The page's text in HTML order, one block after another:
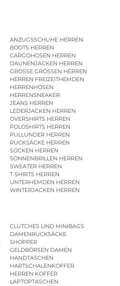
ANZUGSSCHUHE HERREN
BOOTS HERREN
CARGOHOSEN HERREN
DAUNENJACKEN HERREN
GROSSE GRÖSSEN HERREN
HERREN FREIZEITHEMDEN
HERRENHOSEN
HERRENSNEAKER
JEANS HERREN
LEDERJACKEN HERREN
OVERSHIRTS HERREN
POLOSHIRTS HERREN
PULLUNDER HERREN
RUCKSÄCKE HERREN
SOCKEN HERREN
SONNENBRILLEN HERREN
SWEATER HERREN
T-SHIRTS HERREN
UNTERHEMDEN HERREN
WINTERJACKEN HERREN
CLUTCHES UND MINIBAGS
DAMENRUCKSÄCKE
SHOPPER
GELDBÖRSEN DAMEN
HANDTASCHEN
HARTSCHALENKOFFER
HERREN KOFFER
LAPTOPTASCHEN